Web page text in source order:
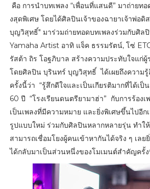
คือ การนำบทเพลง “เพื่อนที่แสนดี” มาถ่ายท
งสุดพิเศษ โดยได้ศิลปินเจ้าของฉายาเจ้าพ่อดิ
บุญวิสุทธิ์" มาร่วมถ่ายทอดบทเพลงร่วมกับศิล
Yamaha Artist อาทิ แจ็ค ธรรมรัตน์, โซ่
รัสต้า ถิร โอฐภิบาล สร้างความประทับใจแก่ผู้
โดยศิลปิน บุรินทร์ บุญวิสุทธิ์ ได้เผยถึงความรู้
ครั้งนี้ว่า “รู้สึกดีใจและเป็นเกียรติมากที่ได้เป็
60 ปี “โรงเรียนดนตรียามาฮ่า” กับการร้องเ
เป็นเพลงที่มีความหมาย และยิ่งพิเศษขึ้นไปอีก
รูปแบบใหม่ ร่วมกับศิลปินหลากหลายรุ่น ทำใ
สามารถเชื่อมโยงผู้คนเข้าหากันได้จริง ๆ เล
ได้กลับมาเป็นส่วนหนึ่งของโมเมนต์สำคัญค